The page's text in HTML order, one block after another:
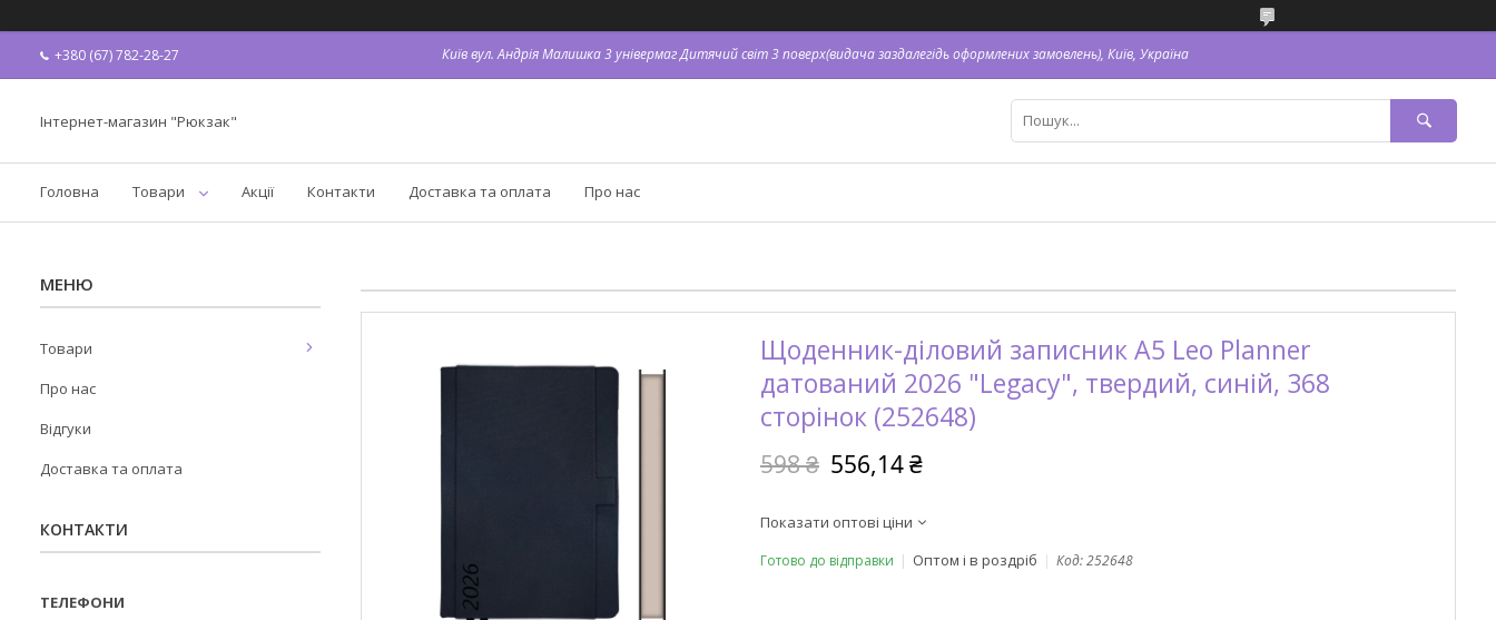
+380 (67) 782-28-27 Київ вул. Андрія Малишка 3 універмаг Дитячий світ 3 поверх(видача заздалегідь оформлених замовлень), Київ, Україна
Інтернет-магазин "Рюкзак"
Головна Товари Акції Контакти Доставка та оплата Про нас
Щоденник-діловий записник А5 Leo Planner
датований 2026 "Legacy", твердий, синій, 368
сторінок (252648)
598 ₴ 556,14 ₴
Показати оптові ціни
Готово до відправки Оптом і в роздріб Код:252648
Товари
Про нас
Відгуки
Доставка та оплата
КОНТАКТИ